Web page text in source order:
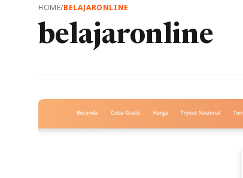
HOME/BELAJARONLINE
belajaronline